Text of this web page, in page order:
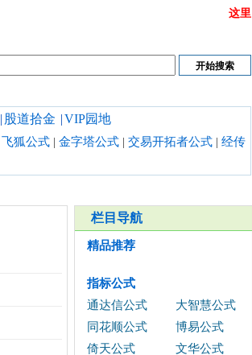
这里
| 股道拾金 |VIP园地
飞狐公式 | 金字塔公式 | 交易开拓者公式 | 经传
栏目导航
精品推荐
指标公式
通达信公式
大智慧公式
同花顺公式
博易公式
倚天公式
文华公式